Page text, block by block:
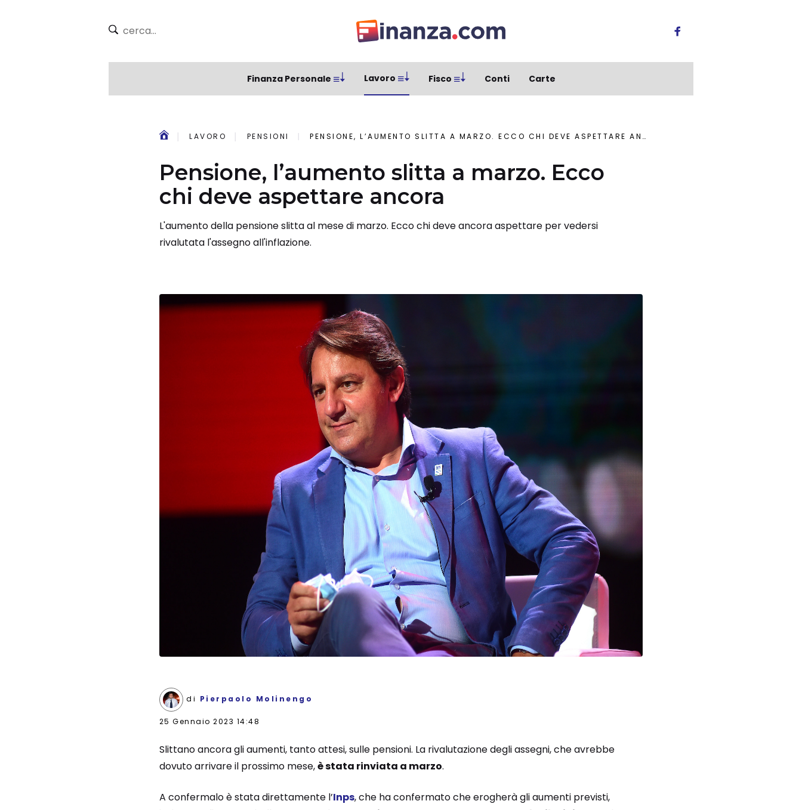
Finanza Personale Lavoro Fisco Conti Carte
LAVORO PENSIONI PENSIONE, L’AUMENTO SLITTA A MARZO. ECCO CHI DEVE ASPETTARE ANCORA
Pensione, l’aumento slitta a marzo. Ecco
chi deve aspettare ancora
L'aumento della pensione slitta al mese di marzo. Ecco chi deve ancora aspettare per vedersi
rivalutata l'assegno all'inflazione.
di Pierpaolo Molinengo
25 Gennaio 2023 14:48
Slittano ancora gli aumenti, tanto attesi, sulle pensioni. La rivalutazione degli assegni, che avrebbe
dovuto arrivare il prossimo mese,è stata rinviata a marzo.
A confermalo è stata direttamente l’Inps, che ha confermato che erogherà gli aumenti previsti,